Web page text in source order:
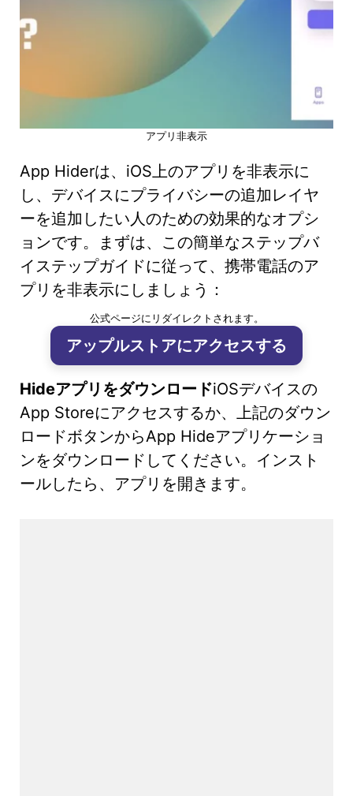
アプリ非表示
App Hiderは、iOS上のアプリを非表示に
し、デバイスにプライバシーの追加レイヤ
ーを追加したい人のための効果的なオプシ
ョンです。まずは、この簡単なステップバ
イステップガイドに従って、携帯電話のア
プリを非表示にしましょう：
公式ページにリダイレクトされます。
アップルストアにアクセスする
HideアプリをダウンロードiOSデバイスの
App Storeにアクセスするか、上記のダウン
ロードボタンからApp Hideアプリケーショ
ンをダウンロードしてください。インスト
ールしたら、アプリを開きます。